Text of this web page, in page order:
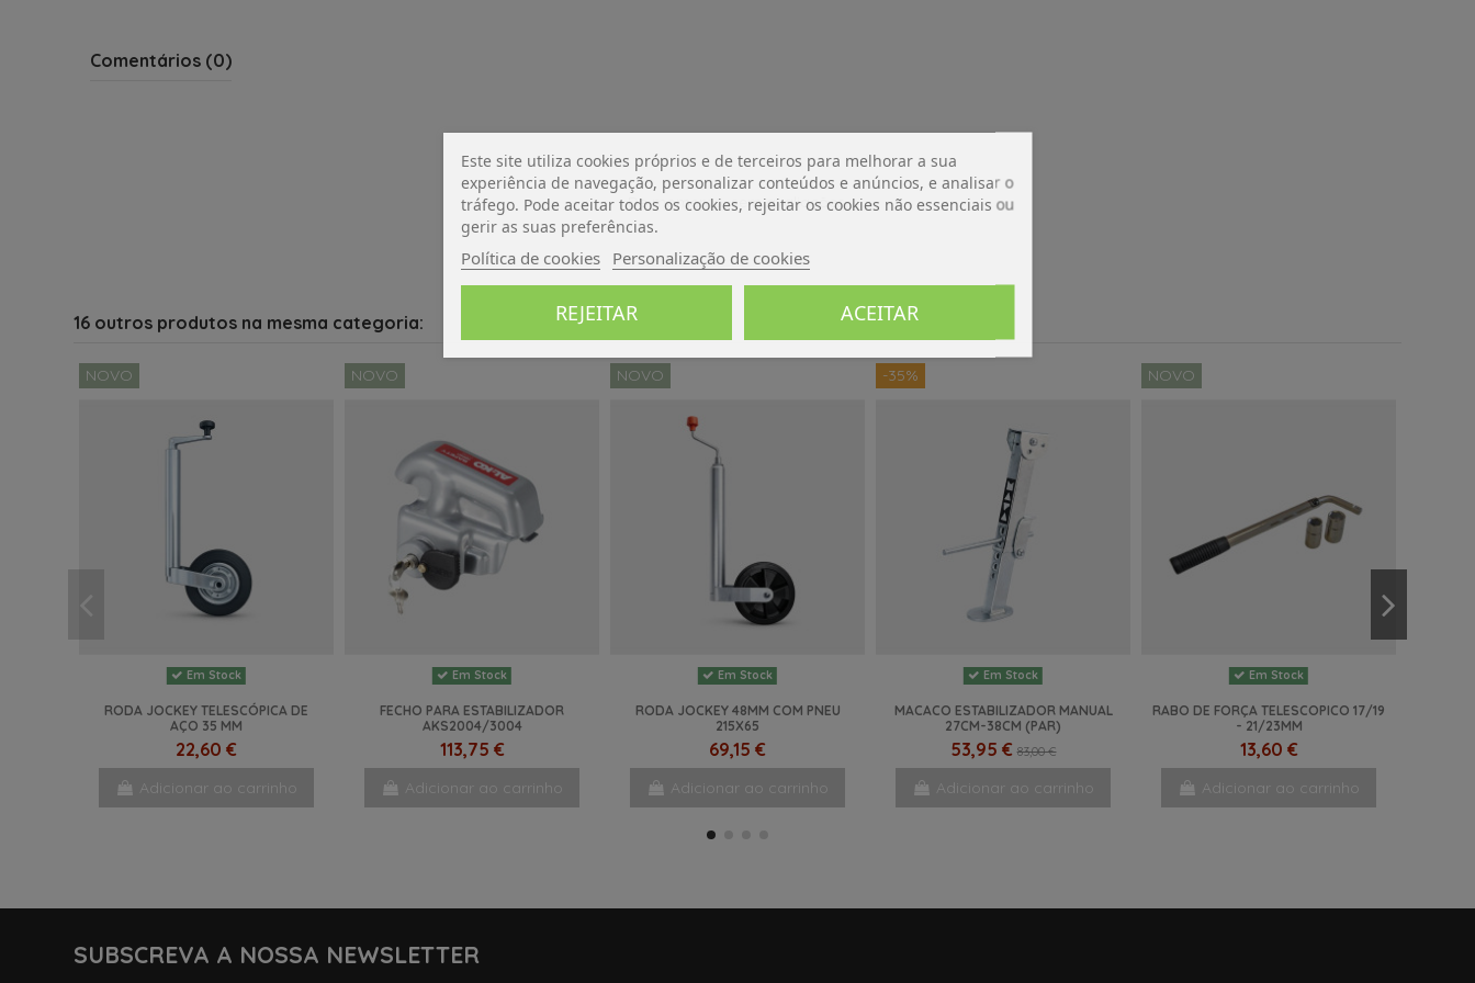
Comentários (0)
De momento, sem avaliações.
16 outros produtos na mesma categoria:
NOVO
Em Stock
RODA JOCKEY TELESCÓPICA DE
AÇO 35 MM
22,60 €
Adicionar ao carrinho
NOVO
Em Stock
FECHO PARA ESTABILIZADOR
AKS2004/3004
113,75 €
Adicionar ao carrinho
NOVO
Em Stock
RODA JOCKEY 48MM COM PNEU
215X65
69,15 €
Adicionar ao carrinho
-35%
Em Stock
MACACO ESTABILIZADOR MANUAL
27CM-38CM (PAR)
53,95 €83,00 €
Adicionar ao carrinho
NOVO
Em Stock
RABO DE FORÇA TELESCOPICO 17/19
- 21/23MM
13,60 €
Adicionar ao carrinho
SUBSCREVA A NOSSA NEWSLETTER
Este site utiliza cookies próprios e de terceiros para melhorar a sua
experiência de navegação, personalizar conteúdos e anúncios, e analisar o
tráfego. Pode aceitar todos os cookies, rejeitar os cookies não essenciais ou
gerir as suas preferências.
Política de cookies Personalização de cookies
REJEITAR ACEITAR